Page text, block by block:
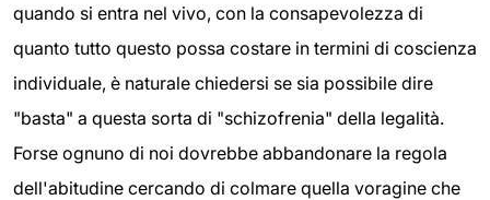
quando si entra nel vivo, con la consapevolezza di
quanto tutto questo possa costare in termini di coscienza
individuale, è naturale chiedersi se sia possibile dire
"basta" a questa sorta di "schizofrenia" della legalità.
Forse ognuno di noi dovrebbe abbandonare la regola
dell'abitudine cercando di colmare quella voragine che